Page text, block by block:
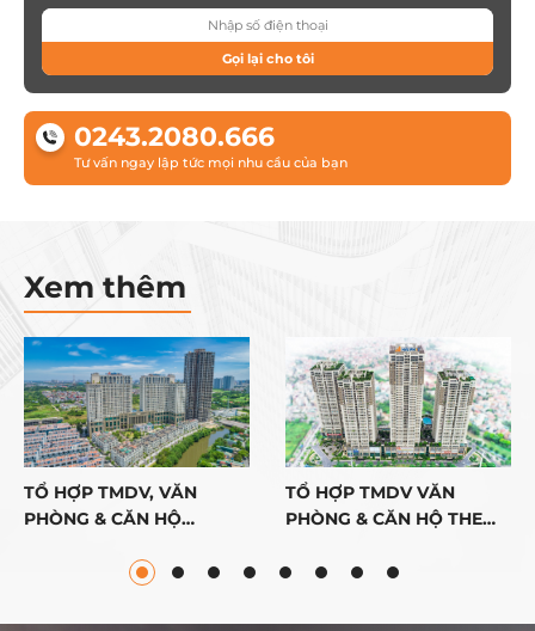
Gọi lại cho tôi
0243.2080.666
Tư vấn ngay lập tức mọi nhu cầu của bạn
Xem thêm
TỔ HỢP TMDV, VĂN
PHÒNG & CĂN HỘ
TỔ HỢP TMDV VĂN
PHÒNG & CĂN HỘ THE